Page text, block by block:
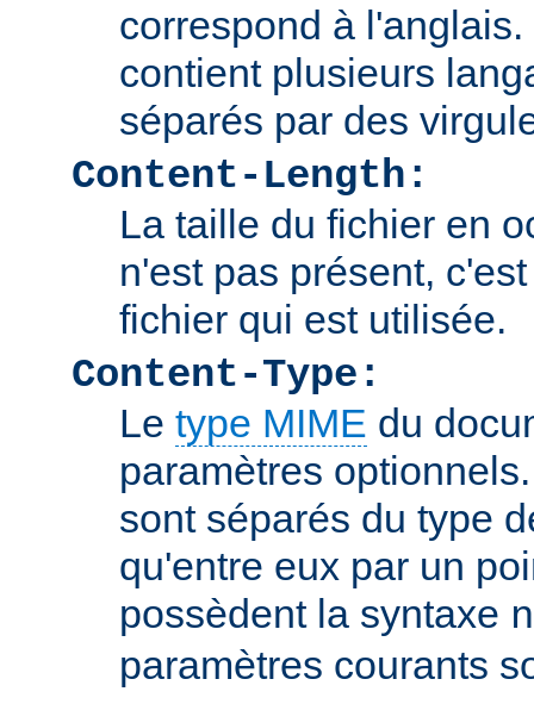
correspond à
contient plusieurs
séparés par des
Content-Length:
La taille du fichier en
n'est pas présent,
fichier qui est utilisée.
Content-Type:
Le type MIME du
paramètres
sont séparés du type
qu'entre eux par un
possèdent la syntaxe
paramètres courants